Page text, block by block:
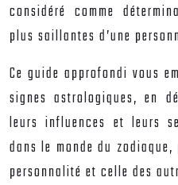
considéré comme
plus saillantes d’une
Ce guide approfondi vous
signes astrologiques, en
leurs influences et leurs
dans le monde du
personnalité et celle des